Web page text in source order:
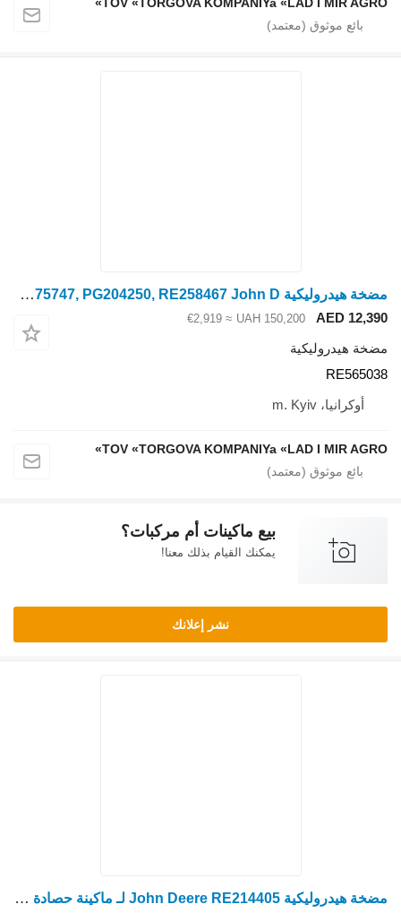
مضخة هيدروليكية John Deere RE565038, RE275747, PG204250, RE258467 John D لـ ماكينة حصادة دراسة John Deere
AED 12,390
UAH 150,200
≈ €2,919
مضخة هيدروليكية
RE565038
أوكرانيا، m. Kyiv
TOV «TORGOVA KOMPANIYa «LAD I MIR AGRO»
بيع ماكينات أم مركبات؟
يمكنك القيام بذلك معنا!
نشر إعلانك
مضخة هيدروليكية John Deere RE214405 لـ ماكينة حصادة دراسة John Deere